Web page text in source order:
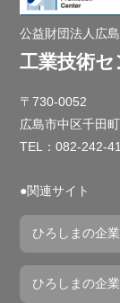
公益財団法人広
工業技術セ
〒730-0052
広島市中区千田
TEL：082-242-
●関連サイト
ひろしまの企
ひろしまの企